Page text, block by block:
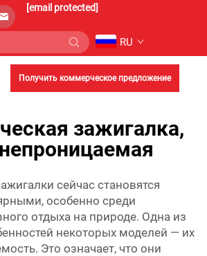
[email protected]
RU
Получить коммерческое предложение
зажигалка,
сейчас становятся
особенно среди
отдыха на природе. Одна из
некоторых моделей — их
Это означает, что они